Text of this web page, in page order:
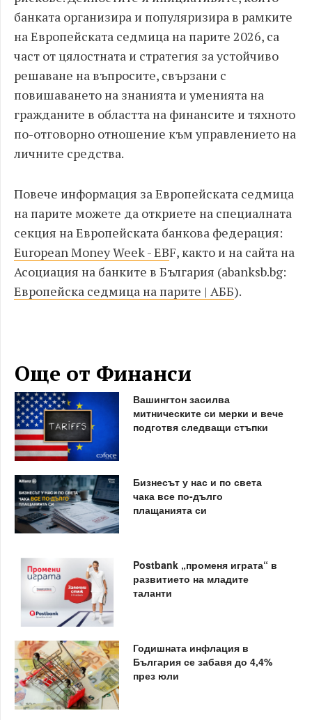
банката организира и популяризира в рамките
на Европейската седмица на парите 2026, са
част от цялостната и стратегия за устойчиво
решаване на въпросите, свързани с
повишаването на знанията и уменията на
гражданите в областта на финансите и тяхното
по-отговорно отношение към управлението на
личните средства.
Повече информация за Европейската седмица
на парите можете да откриете на специалната
секция на Европейската банкова федерация:
European Money Week - EBF, както и на сайта на
Асоциация на банките в България (abanksb.bg:
Европейска седмица на парите | АББ).
Още от Финанси
Вашингтон засилва
митническите си мерки и вече
подготвя следващи стъпки
Бизнесът у нас и по света
чака все по-дълго
плащанията си
Postbank „променя играта“ в
развитието на младите
таланти
Годишната инфлация в
България се забавя до 4,4%
през юли